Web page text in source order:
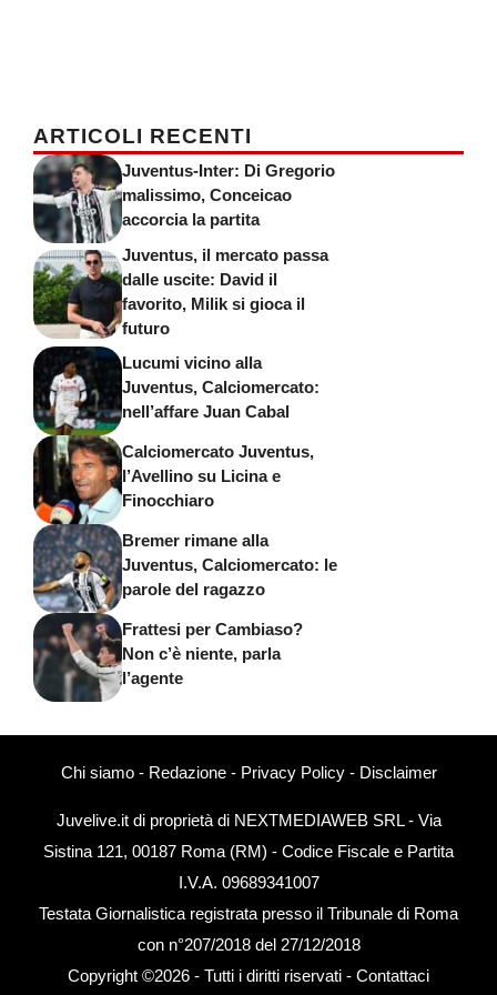
ARTICOLI RECENTI
Juventus-Inter: Di Gregorio
malissimo, Conceicao
accorcia la partita
Juventus, il mercato passa
dalle uscite: David il
favorito, Milik si gioca il
futuro
Lucumi vicino alla
Juventus, Calciomercato:
nell’affare Juan Cabal
Calciomercato Juventus,
l’Avellino su Licina e
Finocchiaro
Bremer rimane alla
Juventus, Calciomercato: le
parole del ragazzo
Frattesi per Cambiaso?
Non c’è niente, parla
l’agente
Chi siamo- Redazione- Privacy Policy- Disclaimer
Juvelive.it di proprietà di NEXTMEDIAWEB SRL - Via
Sistina 121, 00187 Roma (RM) - Codice Fiscale e Partita
I.V.A. 09689341007
Testata Giornalistica registrata presso il Tribunale di Roma
con n°207/2018 del 27/12/2018
Copyright ©2026 - Tutti i diritti riservati - Contattaci